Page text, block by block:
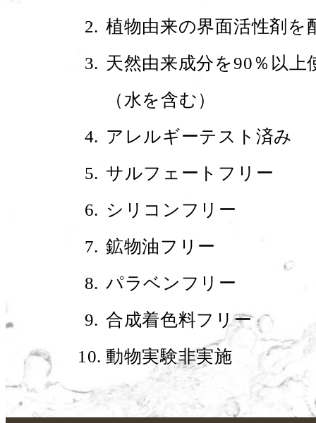
植物由来の界面活性剤を
天然由来成分を90％以上
（水を含む）
アレルギーテスト済み
サルフェートフリー
シリコンフリー
鉱物油フリー
パラベンフリー
合成着色料フリー
動物実験非実施